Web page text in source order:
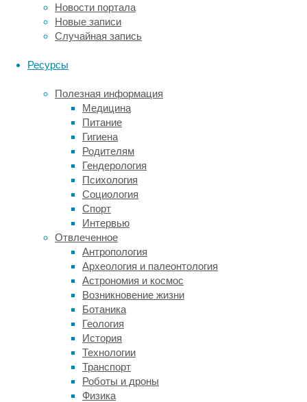
Новости портала
Новые записи
Случайная запись
Ресурсы
Полезная информация
Медицина
Питание
Гигиена
Родителям
Гендерология
Психология
Социология
Спорт
Интервью
Отвлеченное
Антропология
Археология и палеонтология
Астрономия и космос
Возникновение жизни
Ботаника
Геология
История
Технологии
Транспорт
Роботы и дроны
Физика
X.
Cunningham)
из
университета
как
менялась
частота
мощность
экстремальных
пожаров
мире
2003
по
2023
годы.
Для
этого
они
использовали
данные
спутниковых
наблюдений